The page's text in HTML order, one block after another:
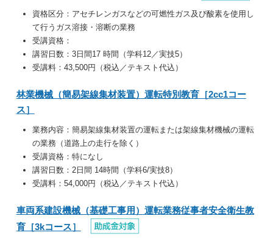
資格区分： アセチレンガスなどの可燃性ガス及び酸素を使用し
て行うガス溶接・溶断の業務
受講資格：
講習日数：3日間17 時間（学科12／実技5）
受講料：43,500円（税込／テキスト代込）
林業機械（簡易架線集材装置）運転特別教育［2cc1コー
ス］
業務内容： 簡易架線集材装置の運転または架線集材機械の運転
の業務（道路上の走行を除く）
受講資格：特になし
講習日数：2日間 14時間（学科6/実技8）
受講料：54,000円（税込／テキスト代込）
車両系建設機械（基礎工事用）運転業務従事者安全衛生教
育［3kコース］